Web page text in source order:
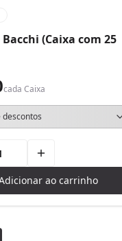
(Caixa com 25
cada Caixa
descontos
ao carrinho